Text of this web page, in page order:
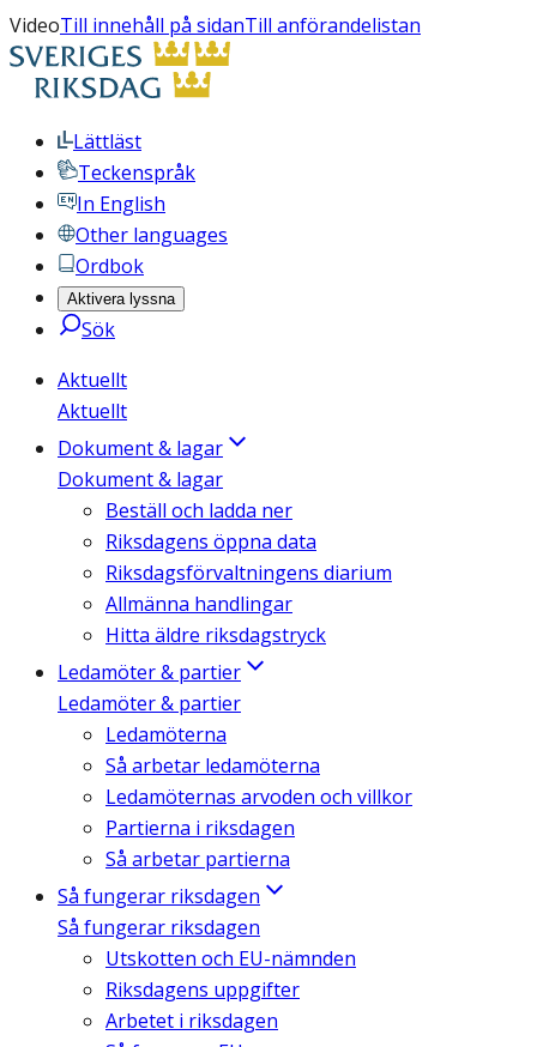
VideoTill innehåll på sidanTill anförandelistan
Lättläst
Teckenspråk
In English
Other languages
Ordbok
Aktivera lyssna
Sök
Aktuellt
Aktuellt
Dokument & lagar
Dokument & lagar
Beställ och ladda ner
Riksdagens öppna data
Riksdagsförvaltningens diarium
Allmänna handlingar
Hitta äldre riksdagstryck
Ledamöter & partier
Ledamöter & partier
Ledamöterna
Så arbetar ledamöterna
Ledamöternas arvoden och villkor
Partierna i riksdagen
Så arbetar partierna
Så fungerar riksdagen
Så fungerar riksdagen
Utskotten och EU-nämnden
Riksdagens uppgifter
Arbetet i riksdagen